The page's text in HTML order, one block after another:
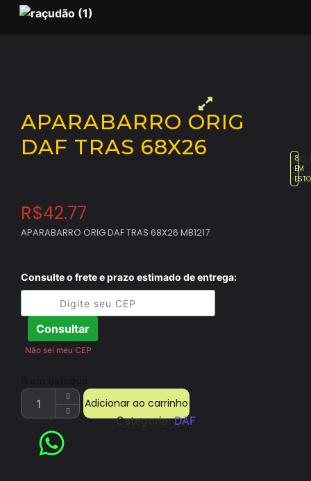
APARABARRO ORIG
DAF TRAS 68X26
8
EM
R$42.77
APARABARRO ORIG DAF TRAS 68X26 MB1217
Consulte o frete e prazo estimado de entrega:
Consultar
Não sei meu CEP
Adicionar ao carrinho
Categoria:DAF